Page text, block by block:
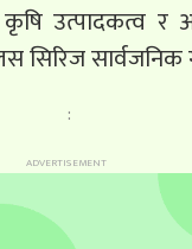
कृषि उत्पादकत्व
सार्वजनिक
: